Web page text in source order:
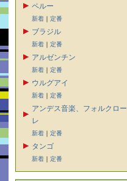
ペルー
新着 ｜ 定番
ブラジル
新着 ｜ 定番
アルゼンチン
新着 ｜ 定番
ウルグアイ
新着 ｜ 定番
アンデス音楽、フォルクロー
レ
新着 ｜ 定番
タンゴ
新着 ｜ 定番